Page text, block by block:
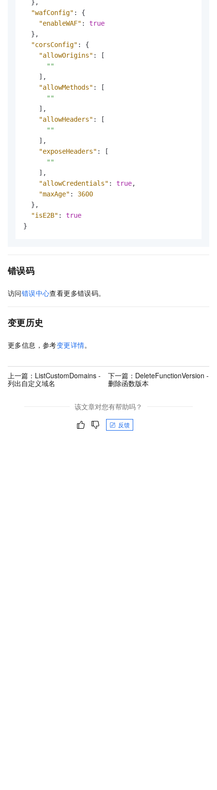
} ,
"wafConfig" :
{
"enableWAF" :
true
} ,
"corsConfig" :
{
"allowOrigins" :
[
""
] ,
"allowMethods" :
[
""
] ,
"allowHeaders" :
[
""
] ,
"exposeHeaders" :
[
""
] ,
"allowCredentials" : true,
"maxAge" :
3600
} ,
"isE2B" :
true
}
错误码
访问错误中心查看更多错误码。
变更历史
更多信息，参考变更详情。
上一篇： ListCustomDomains -
列出自定义域名
下一篇： DeleteFunctionVersion -
删除函数版本
该文章对您有帮助吗？
反馈